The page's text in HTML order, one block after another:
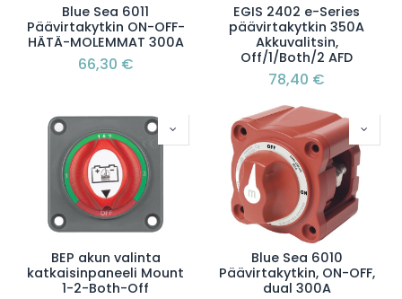
Blue Sea 6011
Päävirtakytkin ON-OFF-
HÄTÄ-MOLEMMAT 300A
66,30 €
EGIS 2402 e-Series
päävirtakytkin 350A
Akkuvalitsin,
Off/1/Both/2 AFD
78,40 €
BEP akun valinta
katkaisinpaneeli Mount
1-2-Both-Off
Blue Sea 6010
Päävirtakytkin, ON-OFF,
dual 300A